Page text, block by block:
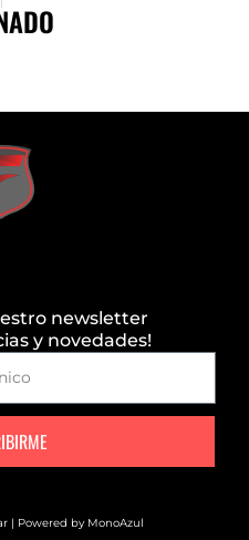
newsletter
y novedades!
| Powered by MonoAzul